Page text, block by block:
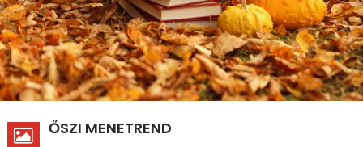
ŐSZI MENETREND